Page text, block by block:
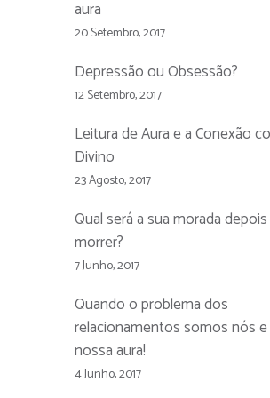
aura
20 Setembro, 2017
Depressão ou Obsessão?
12 Setembro, 2017
Leitura de Aura e a Conexão
Divino
23 Agosto, 2017
Qual será a sua morada
morrer?
7 Junho, 2017
Quando o problema dos
relacionamentos somos nós e
nossa aura!
4 Junho, 2017